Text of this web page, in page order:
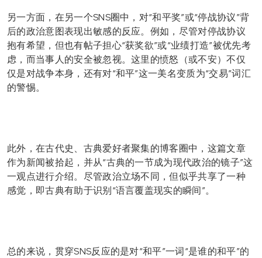
另一方面，在另一个SNS圈中，对“和平奖”或“停战协议”背
后的政治意图表现出敏感的反应。例如，尽管对停战协议
抱有希望，但也有帖子担心“获奖欲”或“业绩打造”被优先考
虑，而当事人的安全被忽视。这里的愤怒（或不安）不仅
仅是对战争本身，还有对“和平”这一美名变质为“交易”词汇
的警惕。
此外，在古代史、古典爱好者聚集的博客圈中，这篇文章
作为新闻被拾起，并从“古典的一节成为现代政治的镜子”这
一观点进行介绍。尽管政治立场不同，但似乎共享了一种
感觉，即古典有助于识别“语言覆盖现实的瞬间”。
总的来说，贯穿SNS反应的是对“和平”一词“是谁的和平”的